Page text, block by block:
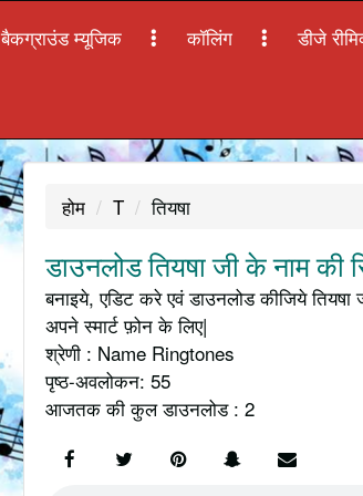
बैकग्राउंड म्यूजिक कॉलिंग डीजे
होम T तियषा
डाउनलोड तियषा जी के नाम की
बनाइये, एडिट करे एवं डाउनलोड कीजिये
अपने स्मार्ट फ़ोन के लिए|
श्रेणी : Name Ringtones
पृष्ठ-अवलोकन: 55
आजतक की कुल डाउनलोड : 2